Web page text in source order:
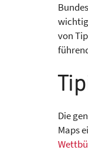
von
Die
Maps